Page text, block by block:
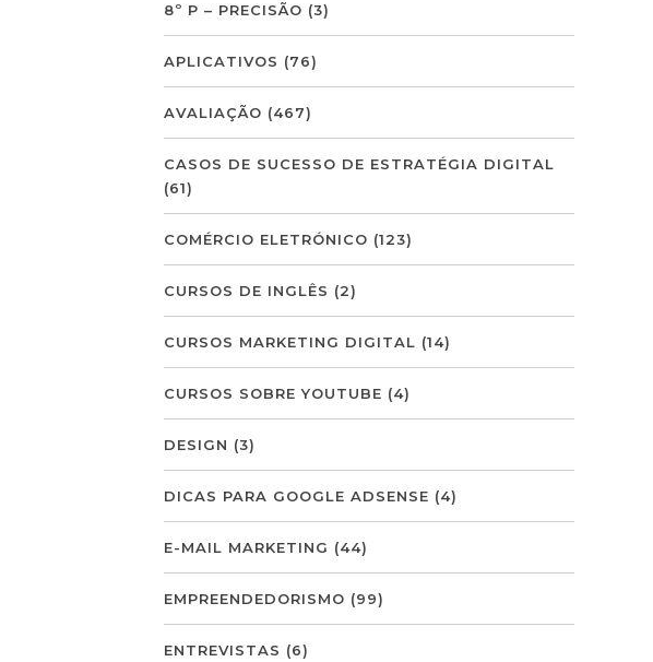
8º P – PRECISÃO (3)
APLICATIVOS (76)
AVALIAÇÃO (467)
CASOS DE SUCESSO DE ESTRATÉGIA DIGITAL
(61)
COMÉRCIO ELETRÓNICO (123)
CURSOS DE INGLÊS (2)
CURSOS MARKETING DIGITAL (14)
CURSOS SOBRE YOUTUBE (4)
DESIGN (3)
DICAS PARA GOOGLE ADSENSE (4)
E-MAIL MARKETING (44)
EMPREENDEDORISMO (99)
ENTREVISTAS (6)